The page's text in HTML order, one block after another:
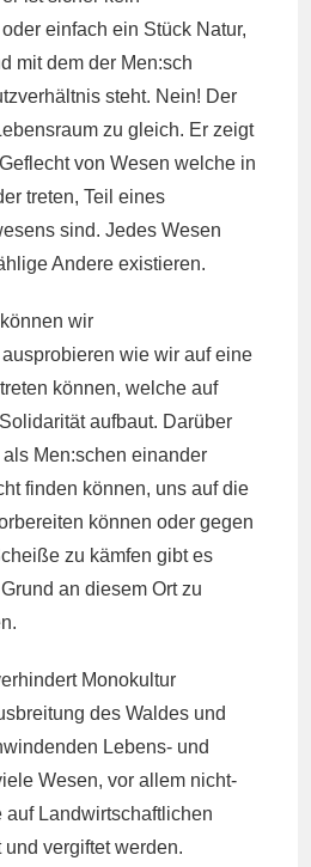
einfach ein Stück Natur,
mit dem der Men:sch
steht. Nein! Der
zu gleich. Er zeigt
von Wesen welche in
treten, Teil eines
sind. Jedes Wesen
Andere existieren.
wir
wie wir auf eine
können, welche auf
aufbaut. Darüber
Men:schen einander
finden können, uns auf die
können oder gegen
zu kämfen gibt es
an diesem Ort zu
Monokultur
des Waldes und
Lebens- und
Wesen, vor allem nicht-
Landwirtschaftlichen
vergiftet werden.